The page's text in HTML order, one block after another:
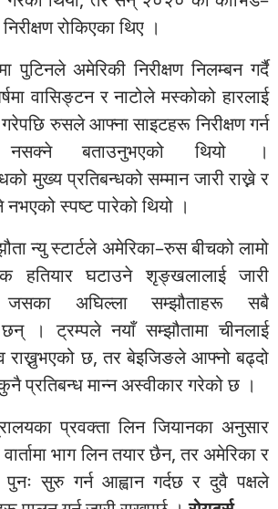
निरीक्षणरोकिएकाथिए ।
अमेरिकी निरीक्षण निलम्बन गर्दै
वासिङ्टनरनाटोलेमस्कोको हारलाई
गरेपछिरुसलेआफ्ना साइटहरू निरीक्षण गर्न
बताउनुभएको थियो ।
मुख्य प्रतिबन्धको सम्मान जारी राख्ने र
स्पष्ट पारेको थियो ।
न्युस्टार्टलेअमेरिका–रुसबीचको लामो
हतियार घटाउने शृङ्खलालाई जारी
जसका अघिल्लासम्झौताहरू सबै
छन् ।ट्रम्पलेनयाँ सम्झौतामा चीनलाई
राख्नुभएको छ, तरबेइजिङलेआफ्नो बढ्दो
प्रतिबन्ध मान्न अस्वीकार गरेको छ ।
प्रवक्तालिन जियानका अनुसार
भागलिनतयार छैन, तर अमेरिका र
पुनः सुरु गर्न आह्वान गर्दछ र दुवै पक्षले